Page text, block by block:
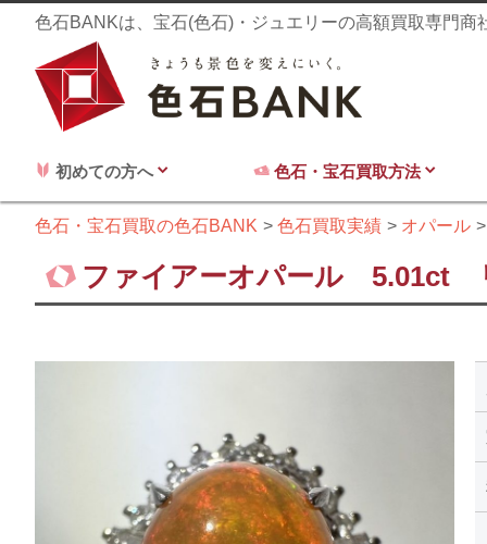
色石BANKは、宝石(色石)・ジュエリーの高額買取専門
初めての方へ 色石・宝石買取方法
色石・宝石買取の色石BANK 色石買取実績 オパール
ファイアーオパール 5.01ct